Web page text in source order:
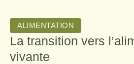
ALIMENTATION
La transition vers
vivante